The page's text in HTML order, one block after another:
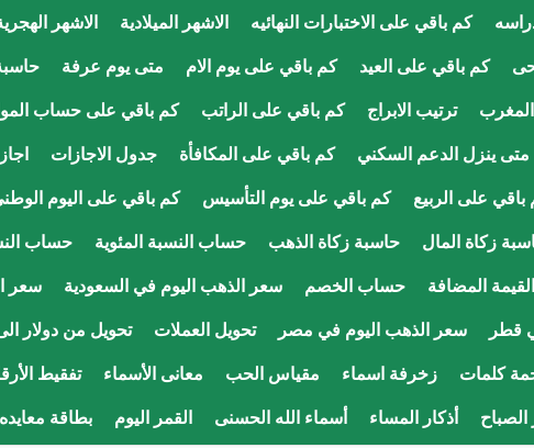
كم باقي على الاختبارات النهائيه الاشهر الميلادية الاشهر
كم باقي على العيد كم باقي على يوم الام متى يوم عرفة
ترتيب الابراج كم باقي على الراتب كم باقي على حساب
متى ينزل الدعم السكني كم باقي على المكافأة جدول الاجازات
باقي على الربيع كم باقي على يوم التأسيس كم باقي على اليوم
زكاة المال حاسبة زكاة الذهب حساب النسبة المئوية حساب
المضافة حساب الخصم سعر الذهب اليوم في السعودية سعر
قطر سعر الذهب اليوم في مصر تحويل العملات تحويل من دولار
كلمات زخرفة اسماء مقياس الحب معانى الأسماء تفقيط
الصباح أذكار المساء أسماء الله الحسنى القمر اليوم بطاقة